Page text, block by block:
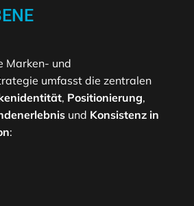
Marken- und
umfasst die zentralen
, Positionierung,
und Konsistenz in
: